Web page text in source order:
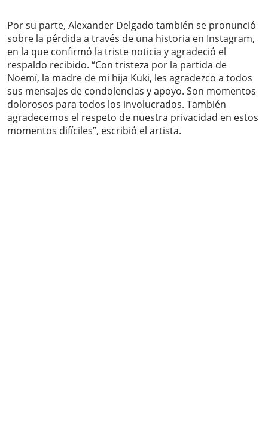
Por su parte, Alexander Delgado también se pronunció
sobre la pérdida a través de una historia en Instagram,
en la que confirmó la triste noticia y agradeció el
respaldo recibido. “Con tristeza por la partida de
Noemí, la madre de mi hija Kuki, les agradezco a todos
sus mensajes de condolencias y apoyo. Son momentos
dolorosos para todos los involucrados. También
agradecemos el respeto de nuestra privacidad en estos
momentos difíciles”, escribió el artista.